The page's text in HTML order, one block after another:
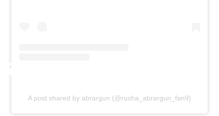
A post shared by abrargun (@rusha_abrargun_fan9)